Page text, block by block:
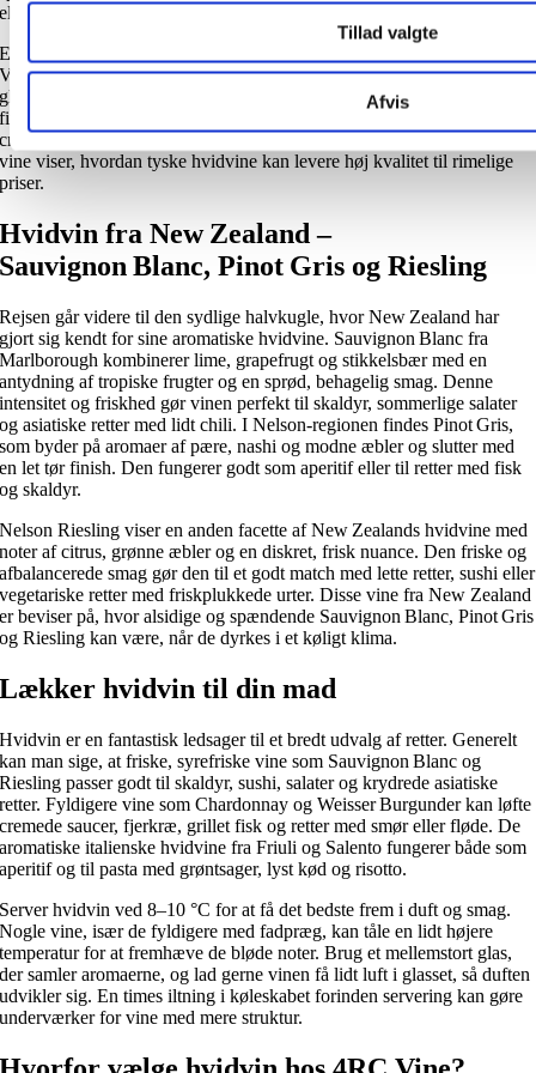
Tillad valgte
Afvis
eller som en forfriskende aperitif.
En anden spændende tysk hvidvin er Weisser Burgunder (Pinot Blanc).
Vinen er blevet kaldt en af Tysklands “upcoming darlings” og giver et
glas med pære, fersken og æble, kombineret med en let fedme og en
fin balance mellem frugtsødme og syre. Den er et glimrende valg til
cremede oste, kylling med svampe eller en risotto med asparges. Begge
vine viser, hvordan tyske hvidvine kan levere høj kvalitet til rimelige
priser.
Hvidvin fra New Zealand –
Sauvignon Blanc, Pinot Gris og Riesling
Rejsen går videre til den sydlige halvkugle, hvor New Zealand har
gjort sig kendt for sine aromatiske hvidvine. Sauvignon Blanc fra
Marlborough kombinerer lime, grapefrugt og stikkelsbær med en
antydning af tropiske frugter og en sprød, behagelig smag. Denne
intensitet og friskhed gør vinen perfekt til skaldyr, sommerlige salater
og asiatiske retter med lidt chili. I Nelson-regionen findes Pinot Gris,
som byder på aromaer af pære, nashi og modne æbler og slutter med
en let tør finish. Den fungerer godt som aperitif eller til retter med fisk
og skaldyr.
Nelson Riesling viser en anden facette af New Zealands hvidvine med
noter af citrus, grønne æbler og en diskret, frisk nuance. Den friske og
afbalancerede smag gør den til et godt match med lette retter, sushi eller
vegetariske retter med friskplukkede urter. Disse vine fra New Zealand
er beviser på, hvor alsidige og spændende Sauvignon Blanc, Pinot Gris
og Riesling kan være, når de dyrkes i et køligt klima.
Lækker hvidvin til din mad
Hvidvin er en fantastisk ledsager til et bredt udvalg af retter. Generelt
kan man sige, at friske, syrefriske vine som Sauvignon Blanc og
Riesling passer godt til skaldyr, sushi, salater og krydrede asiatiske
retter. Fyldigere vine som Chardonnay og Weisser Burgunder kan løfte
cremede saucer, fjerkræ, grillet fisk og retter med smør eller fløde. De
aromatiske italienske hvidvine fra Friuli og Salento fungerer både som
aperitif og til pasta med grøntsager, lyst kød og risotto.
Server hvidvin ved 8–10 °C for at få det bedste frem i duft og smag.
Nogle vine, især de fyldigere med fadpræg, kan tåle en lidt højere
temperatur for at fremhæve de bløde noter. Brug et mellemstort glas,
der samler aromaerne, og lad gerne vinen få lidt luft i glasset, så duften
udvikler sig. En times iltning i køleskabet forinden servering kan gøre
underværker for vine med mere struktur.